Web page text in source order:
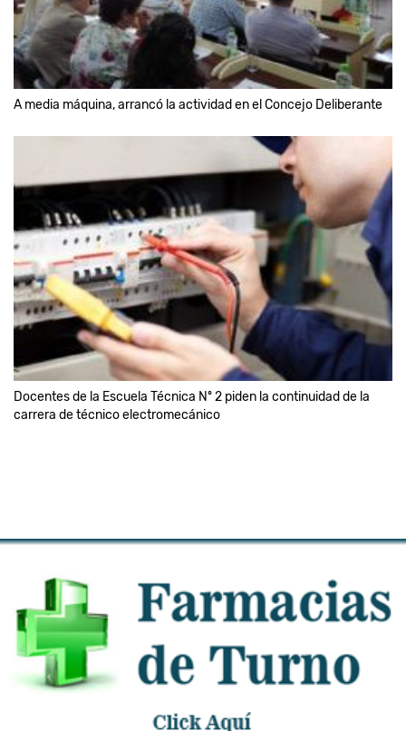
A media máquina, arrancó la actividad en el Concejo Deliberante
Docentes de la Escuela Técnica Nº 2 piden la continuidad de la
carrera de técnico electromecánico